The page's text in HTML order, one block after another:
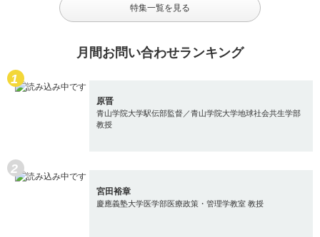
特集一覧を見る
月間お問い合わせランキング
原晋
青山学院大学駅伝部監督／青山学院大学地球社会共生学部
教授
宮田裕章
慶應義塾大学医学部医療政策・管理学教室 教授